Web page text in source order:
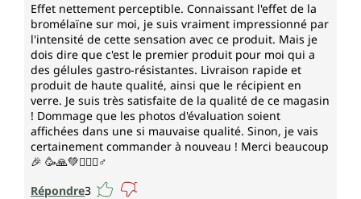
Effet nettement perceptible. Connaissant l'effet de la
bromélaïne sur moi, je suis vraiment impressionné par
l'intensité de cette sensation avec ce produit. Mais je
dois dire que c'est le premier produit pour moi qui a
des gélules gastro-résistantes. Livraison rapide et
produit de haute qualité, ainsi que le récipient en
verre. Je suis très satisfaite de la qualité de ce magasin
! Dommage que les photos d'évaluation soient
affichées dans une si mauvaise qualité. Sinon, je vais
certainement commander à nouveau ! Merci beaucoup
🎉 🥳🙏💚🙋🏻‍♂️♂️
Répondre3